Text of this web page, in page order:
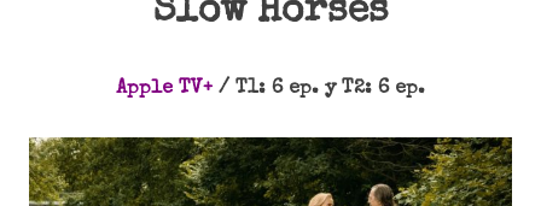
Slow Horses
Apple TV+ / T1: 6 ep. y T2: 6 ep.